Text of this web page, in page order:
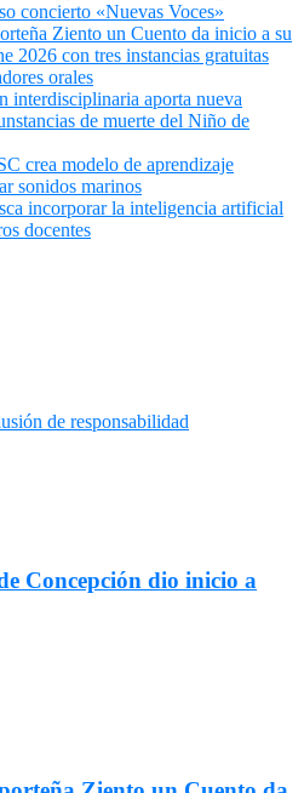
concierto «Nuevas Voces»
Ziento un Cuento da inicio a su
2026 con tres instancias gratuitas
orales
interdisciplinaria aporta nueva
de muerte del Niño de
crea modelo de aprendizaje
sonidos marinos
incorporar la inteligencia artificial
docentes
de responsabilidad
Concepción dio inicio a